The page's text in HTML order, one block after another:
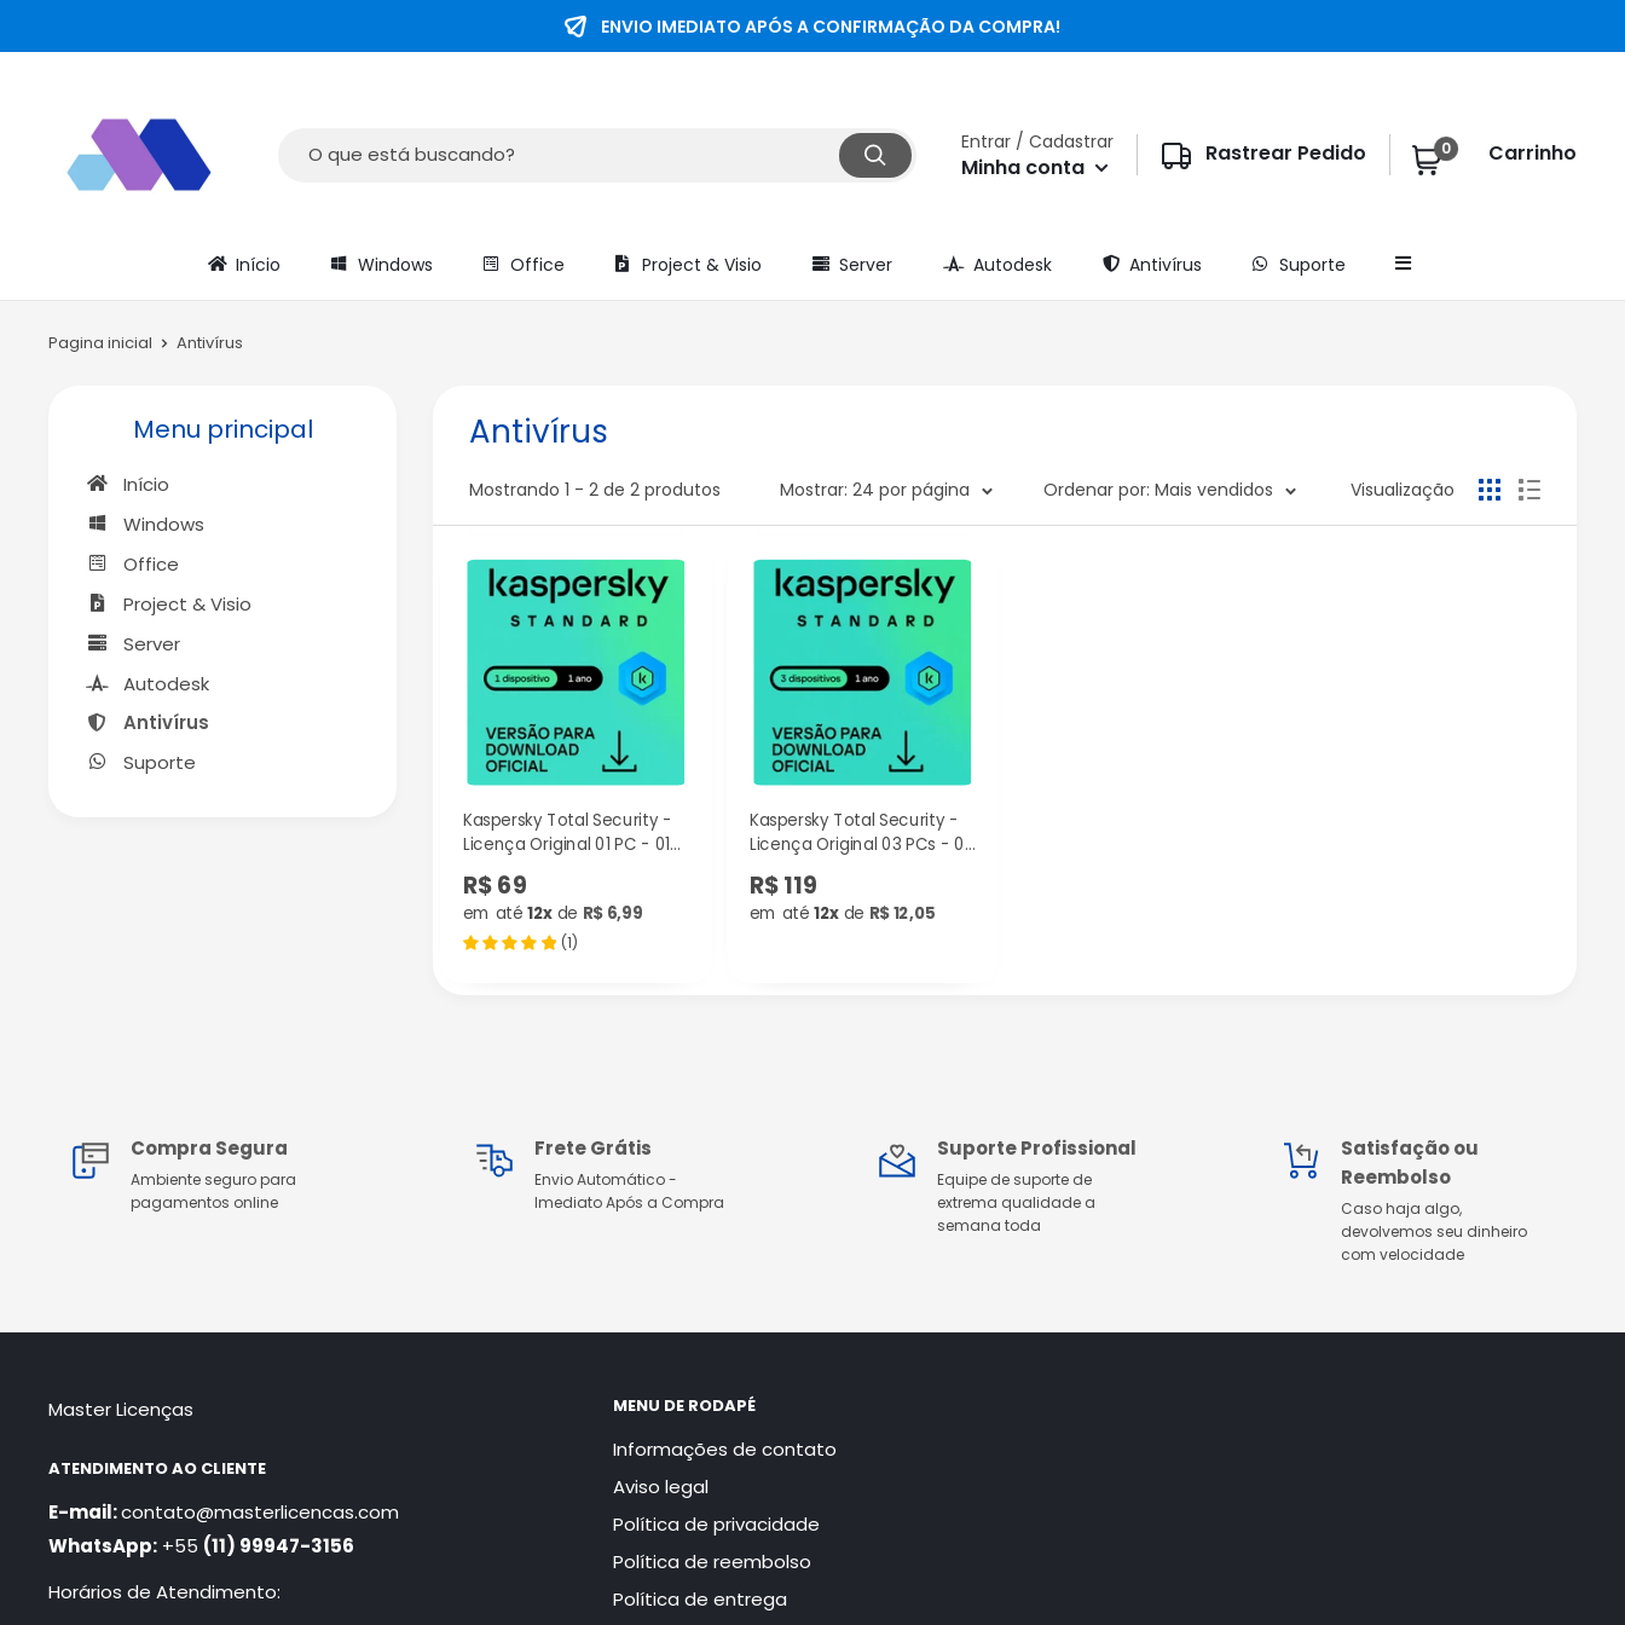
ENVIO IMEDIATO APÓS A CONFIRMAÇÃO DA COMPRA!
Entrar / Cadastrar
Minha conta
Rastrear Pedido 0 Carrinho
Início Windows Office Project & Visio Server Autodesk Antivírus Suporte
Pagina inicial Antivírus
Menu principal
Início
Windows
Office
Project & Visio
Server
Autodesk
Antivírus
Suporte
Antivírus
Mostrando 1 - 2 de 2 produtos Mostrar: 24 por página Ordenar por: Mais vendidos Visualização
Kaspersky Total Security -
Licença Original 01 PC - 01
R$ 69
em até12x de R$ 6,99
(1)
Kaspersky Total Security -
Licença Original 03 PCs - 01
R$ 119
em até 12xde R$ 12,05
Compra Segura
Ambiente seguro para
pagamentos online
Frete Grátis
Envio Automático -
Imediato Após a Compra
Suporte Profissional
Equipe de suporte de
extrema qualidade a
semana toda
Satisfação ou
Reembolso
Caso haja algo,
devolvemos seu dinheiro
com velocidade
Master Licenças
ATENDIMENTO AO CLIENTE
E-mail:contato@masterlicencas.com
WhatsApp: +55 (11) 99947-3156
Horários de Atendimento:
MENU DE RODAPÉ
Informações de contato
Aviso legal
Política de privacidade
Política de reembolso
Política de entrega